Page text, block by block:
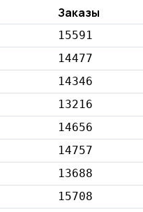
Заказы
15591
14477
14346
13216
14656
14757
13688
15708